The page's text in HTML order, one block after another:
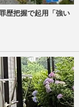
歴把握で起用「強い